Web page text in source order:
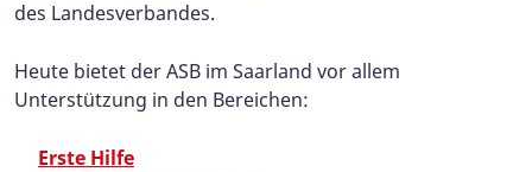
des Landesverbandes.
Heute bietet der ASB im Saarland vor allem
Unterstützung in den Bereichen:
Erste Hilfe